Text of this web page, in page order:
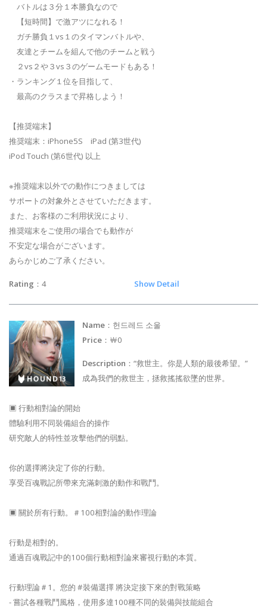
バトルは３分１本勝負なので
【短時間】で激アツになれる！
ガチ勝負１vs１のタイマンバトルや、
友達とチームを組んで他のチームと戦う
２vs２や３vs３のゲームモードもある！
・ランキング１位を目指して、
最高のクラスまで昇格しよう！
【推奨端末】
推奨端末：iPhone5S iPad (第3世代)
iPod Touch (第6世代) 以上
※推奨端末以外での動作につきましては
サポートの対象外とさせていただきます。
また、お客様のご利用状況により、
推奨端末をご使用の場合でも動作が
不安定な場合がございます。
あらかじめご了承ください。
Rating ：4 Show Detail
Name ：헌드레드 소울
Price ：￦0
Description ：“救世主。你是人類的最後希望。”
成為我們的救世主，拯救搖搖欲墜的世界。
▣ 行動相對論的開始
體驗利用不同裝備組合的操作
研究敵人的特性並攻擊他們的弱點。
你的選擇將決定了你的行動。
享受百魂戰記所帶來充滿刺激的動作和戰鬥。
▣ 關於所有行動。＃100相對論的動作理論
行動是相對的。
通過百魂戰記中的100個行動相對論來審視行動的本質。
行動理論＃1。您的 #裝備選擇 將決定接下來的對戰策略
- 嘗試各種戰鬥風格，使用多達100種不同的裝備與技能組合